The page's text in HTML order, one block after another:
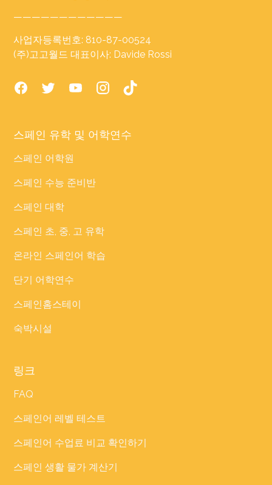
————————————
사업자등록번호: 810-87-00524
(주)고고월드 대표이사: Davide Rossi
스페인 유학 및 어학연수
스페인 어학원
스페인 수능 준비반
스페인 대학
스페인 초, 중, 고 유학
온라인 스페인어 학습
단기 어학연수
스페인홈스테이
숙박시설
링크
FAQ
스페인어 레벨 테스트
스페인어 수업료 비교 확인하기
스페인 생활 물가 계산기